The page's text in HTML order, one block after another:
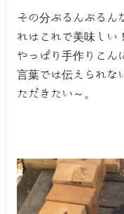
その分ぶるんぶるん
れはこれで美味しい！
やっぱり手作りこん
言葉では伝えられな
ただきたい～。